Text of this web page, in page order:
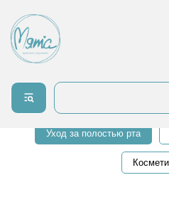
Уход за полостью рта